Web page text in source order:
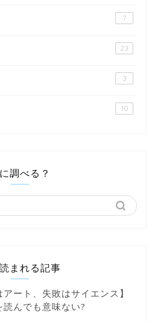
7
23
3
10
調べる？
まれる記事
アート、失敗はサイエンス】
読んでも意味ない?